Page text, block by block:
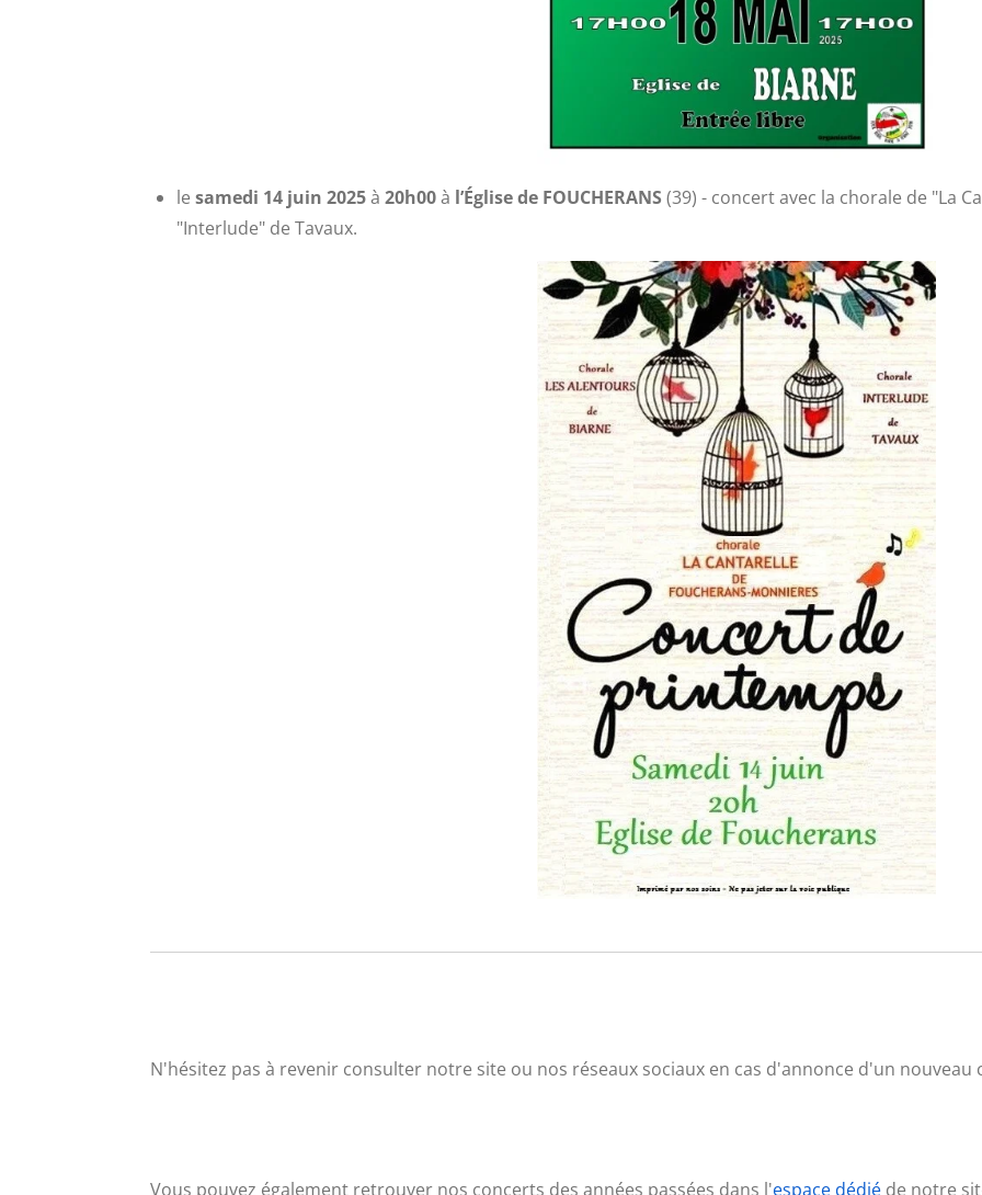
le samedi 14 juin 2025à 20h00à l’Église de FOUCHERANS (39) - concert avec la chorale de "La
"Interlude" de Tavaux.
N'hésitez pas à revenir consulter notre site ou nos réseaux sociaux en cas d'annonce d'un nouveau
Vous pouvez également retrouver nos concerts des années passées dans l'espace dédié de notre